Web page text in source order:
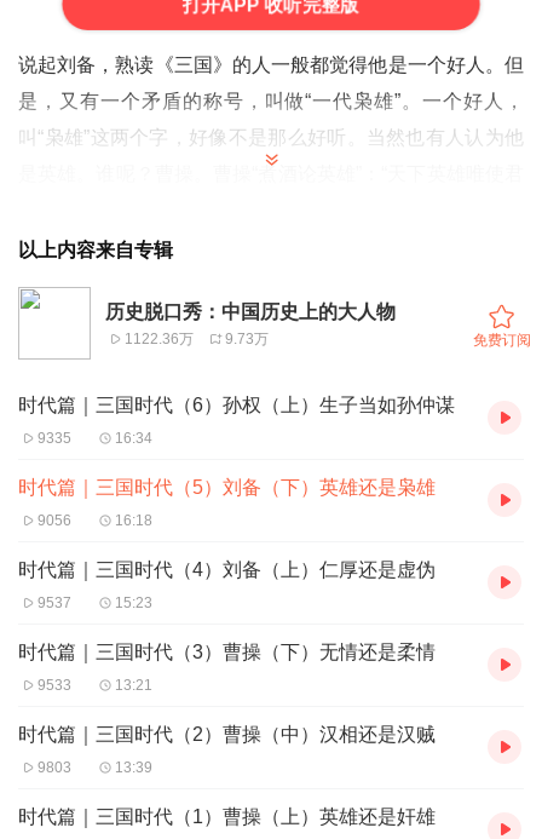
说起刘备，熟读《三国》的人一般都觉得他是一个好人。但
是，又有一个矛盾的称号，叫做“一代枭雄”。一个好人，
叫“枭雄”这两个字，好像不是那么好听。当然也有人认为他
略”。连吴国太也是丈母娘看女婿，越看越欢喜，把女儿都
嫁给他了，说他是人中龙凤。
那么，刘备到底是英雄呢？还是枭雄呢？
以上内容来自专辑
历史脱口秀：中国历史上的大人物
1122.36万 9.73万 免费订阅
时代篇｜三国时代（6）孙权（上）生子当如孙仲谋
9335 16:34
时代篇｜三国时代（5）刘备（下）英雄还是枭雄
9056 16:18
时代篇｜三国时代（4）刘备（上）仁厚还是虚伪
9537 15:23
时代篇｜三国时代（3）曹操（下）无情还是柔情
9533 13:21
时代篇｜三国时代（2）曹操（中）汉相还是汉贼
9803 13:39
时代篇｜三国时代（1）曹操（上）英雄还是奸雄